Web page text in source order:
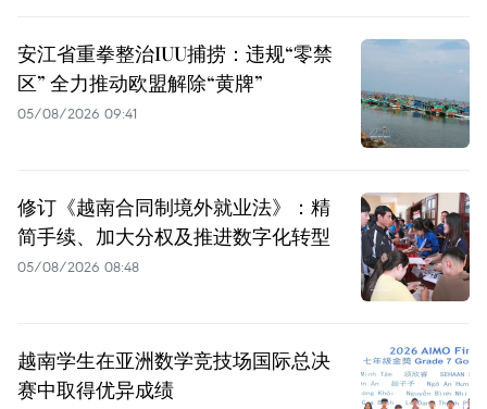
安江省重拳整治IUU捕捞：违规“零禁
区” 全力推动欧盟解除“黄牌”
05/08/2026 09:41
修订《越南合同制境外就业法》：精
简手续、加大分权及推进数字化转型
05/08/2026 08:48
越南学生在亚洲数学竞技场国际总决
赛中取得优异成绩